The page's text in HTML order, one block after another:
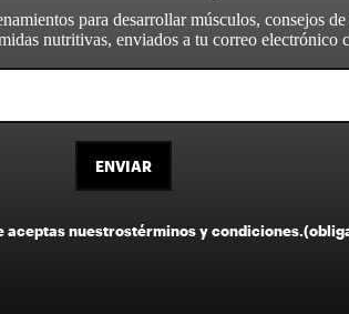
para desarrollar músculos, consejos
nutritivas, enviados a tu correo electrónico
ENVIAR
aceptas nuestrostérminos y condiciones.